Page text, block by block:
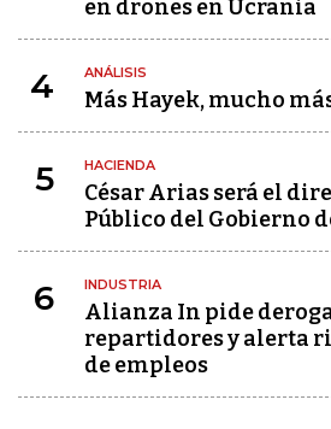
en drones en Ucrania
4 ANÁLISIS
Más Hayek, mucho
5 HACIENDA
César Arias será el
Público del Gobierno
6 INDUSTRIA
Alianza In pide
repartidores y alerta
de empleos